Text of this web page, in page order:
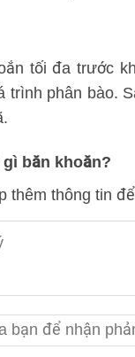
tối đa trước
trình phân bào.
băn khoăn?
thêm thông tin